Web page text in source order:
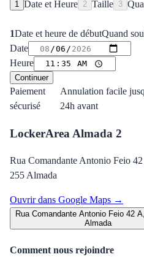
1 Date et Heure 2 Taille 3
1Date et heure de débutQuand
Date
Heure
Continuer
Paiement
sécurisé
Annulation facile
24h avant
LockerArea Almada 2
Rua Comandante Antonio Feio
255 Almada
Ouvrir dans Google Maps →
Rua Comandante Antonio Feio 42
Almada
Comment nous rejoindre